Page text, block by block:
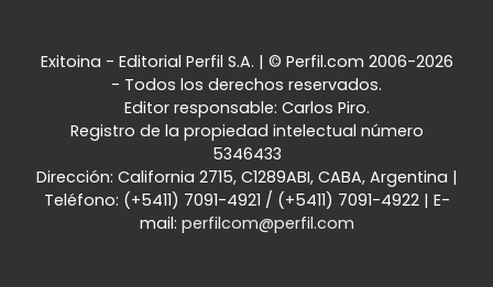
Exitoina - Editorial Perfil S.A. | © Perfil.com 2006-2026
- Todos los derechos reservados.
Editor responsable: Carlos Piro.
Registro de la propiedad intelectual número
5346433
Dirección: California 2715, C1289ABI, CABA, Argentina |
Teléfono: (+5411) 7091-4921 / (+5411) 7091-4922| E-
mail: perfilcom@perfil.com